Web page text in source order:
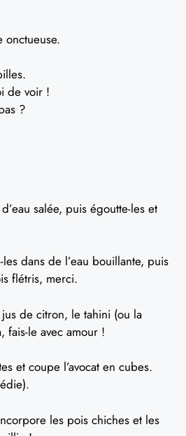
de voir !
?
salée, puis égoutte-les et
dans de l’eau bouillante, puis
flétris, merci.
de citron, le tahini (ou la
fais-le avec amour !
et coupe l’avocat en cubes.
les pois chiches et les